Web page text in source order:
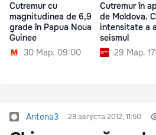
Cutremur cu
magnitudinea de 6,9
grade în Papua Noua
Guinee
30 Мар. 09:00
Cutremur în
de Moldova.
intensitate a
seismul
29 Мар.
Antena3 29 августа 2012, 11:50